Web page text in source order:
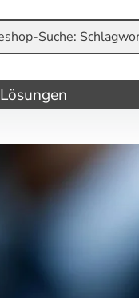
Lösungen